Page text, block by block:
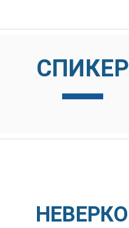
СПИКЕР
НЕВЕРКО